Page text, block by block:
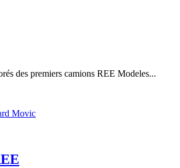
des premiers camions REE Modeles...
Movic